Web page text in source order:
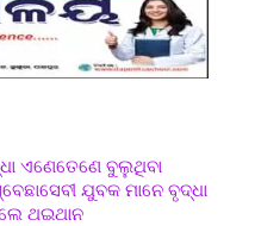
ଏଣେତେଣେ ବୁଲୁଥିବା
ଯୁବକ ମାନେ ବୃଦ୍ଧା
ଥଇଥାନ